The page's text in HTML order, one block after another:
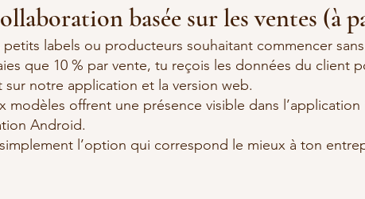
basée sur les ventes (à
petits labels ou producteurs souhaitant commencer
que 10 % par vente, tu reçois les données du client
sur notre application et la version web.
modèles offrent une présence visible dans
Android.
l’option qui correspond le mieux à ton